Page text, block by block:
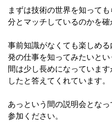
まずは技術の世界を知って
分とマッチしているのかを確
事前知識がなくても楽しめ
発の仕事を知ってみたいと
間は少し長めになっていま
したと答えてくれています。
あっという間の説明会とな
参加ください。